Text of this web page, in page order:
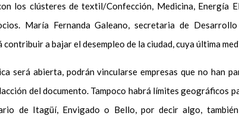
los clústeres de textil/Confección, Medicina, Energía
María Fernanda Galeano, secretaria de
a bajar el desempleo de la ciudad, cuya última
será abierta, podrán vincularse empresas que no han
del documento. Tampoco habrá límites geográficos
de Itagüí, Envigado o Bello, por decir algo,